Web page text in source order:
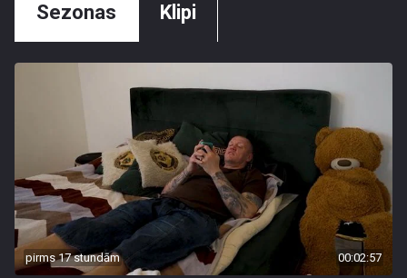
Sezonas Klipi
pirms 17 stundām 00:02:57